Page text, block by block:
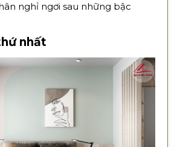
nghỉ ngơi sau những bậc
nhất